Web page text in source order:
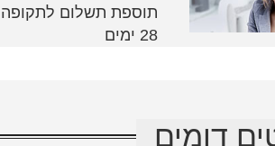
תוספת תשלום
28 ימים
דומים